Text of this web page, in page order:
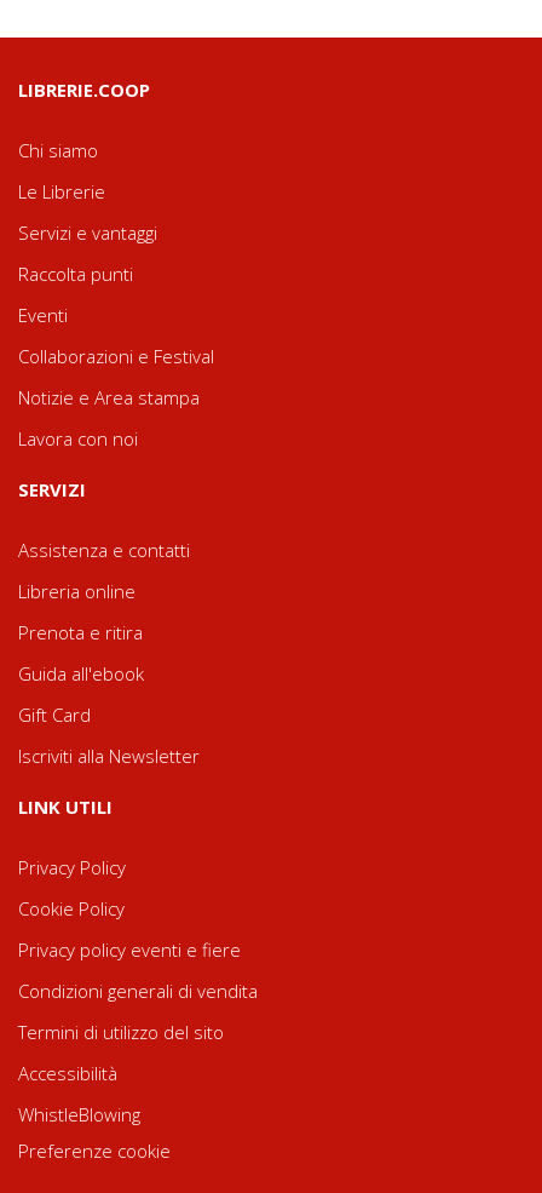
LIBRERIE.COOP
Chi siamo
Le Librerie
Servizi e vantaggi
Raccolta punti
Eventi
Collaborazioni e Festival
Notizie e Area stampa
Lavora con noi
SERVIZI
Assistenza e contatti
Libreria online
Prenota e ritira
Guida all'ebook
Gift Card
Iscriviti alla Newsletter
LINK UTILI
Privacy Policy
Cookie Policy
Privacy policy eventi e fiere
Condizioni generali di vendita
Termini di utilizzo del sito
Accessibilità
WhistleBlowing
Preferenze cookie